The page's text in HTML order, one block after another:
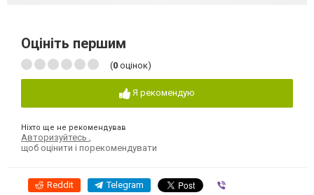
Оцініть першим
(0 оцінок)
Я рекомендую
Ніхто ще не рекомендував
Авторизуйтесь
щоб оцінити і порекомендувати
Reddit Telegram